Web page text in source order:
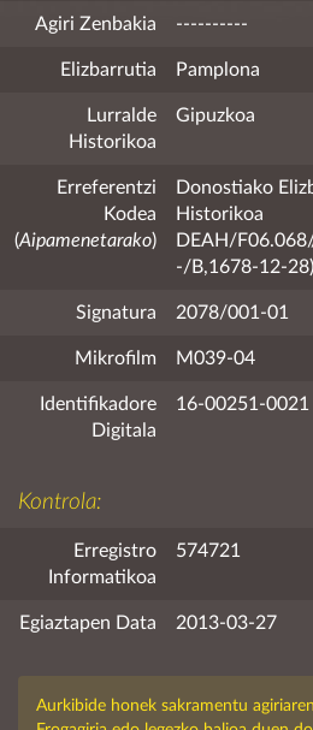
Agiri Zenbakia ----------
Elizbarrutia Pamplona
Lurralde
Historikoa
Gipuzkoa
Erreferentzi
Kodea
(Aipamenetarako)
Donostiako
Historikoa
DEAH/
-/B,1678-12-28)
Signatura 2078/001-01
Mikrofilm M039-04
Identifikadore
Digitala
16-00251-0021
Kontrola:
Erregistro
Informatikoa
574721
Egiaztapen Data 2013-03-27
Aurkibide honek sakramentu